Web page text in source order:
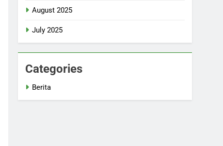
August 2025
July 2025
Categories
Berita